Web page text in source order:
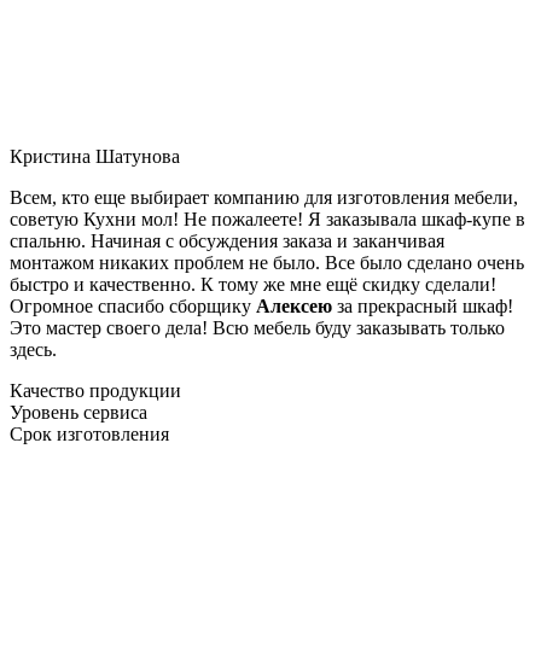
Кристина Шатунова
Всем, кто еще выбирает компанию для изготовления мебели,
советую Кухни мол! Не пожалеете! Я заказывала шкаф-купе в
спальню. Начиная с обсуждения заказа и заканчивая
монтажом никаких проблем не было. Все было сделано очень
быстро и качественно. К тому же мне ещё скидку сделали!
Огромное спасибо сборщику Алексею за прекрасный шкаф!
Это мастер своего дела! Всю мебель буду заказывать только
здесь.
Качество продукции
Уровень сервиса
Срок изготовления